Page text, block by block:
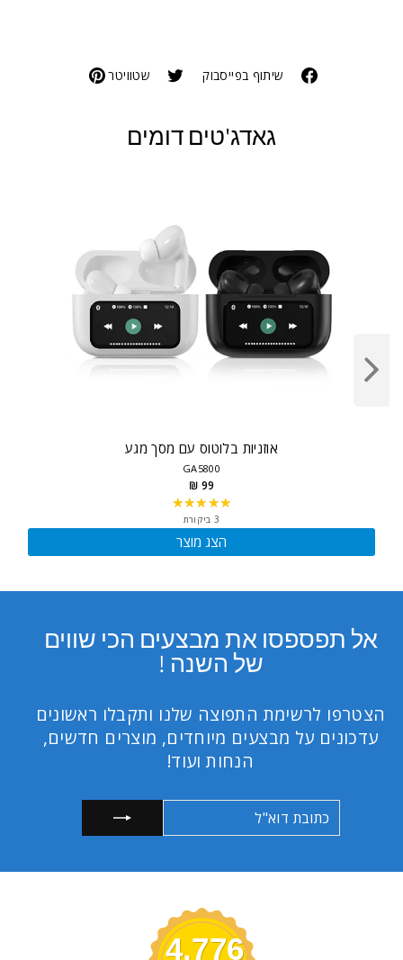
שיתוף בפייסבוק שטוויטר
גאדג'טים דומים
אוזניות בלוטוס עם מסך מגע
GA5800
99 ₪
★★★★★
of
stars
3 ביקורת
הצג מוצר
אל תפספסו את מבצעים הכי שווים
של השנה !
הצטרפו לרשימת התפוצה שלנו ותקבלו ראשונים
עדכונים על מבצעים מיוחדים, מוצרים חדשים,
הנחות ועוד!
4,776